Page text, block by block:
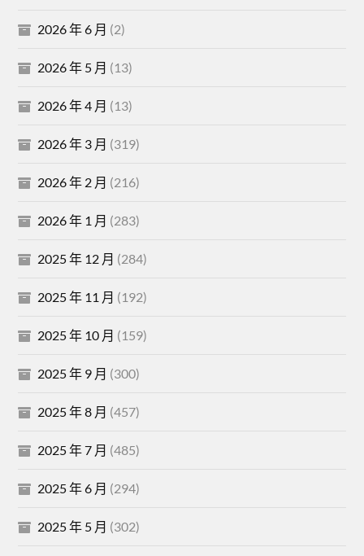
2026 年 6 月 (2)
2026 年 5 月 (13)
2026 年 4 月 (13)
2026 年 3 月 (319)
2026 年 2 月 (216)
2026 年 1 月 (283)
2025 年 12 月 (284)
2025 年 11 月 (192)
2025 年 10 月 (159)
2025 年 9 月 (300)
2025 年 8 月 (457)
2025 年 7 月 (485)
2025 年 6 月 (294)
2025 年 5 月 (302)